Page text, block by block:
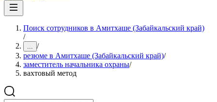
Поиск сотрудников в Амитхаше (Забайкальский край)
/
... /
резюме в Амитхаше (Забайкальский край)/
заместитель начальника охраны/
вахтовый метод